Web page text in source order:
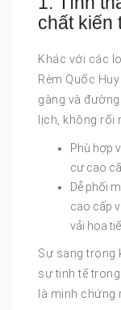
chất kiến
Khác với các
Rèm Quốc
gàng và
lịch, không rối
Phù hợp
cư cao
Dễ phối
cao cấp
vải họa
Sự sang trọng
sự tinh tế
là minh chứng